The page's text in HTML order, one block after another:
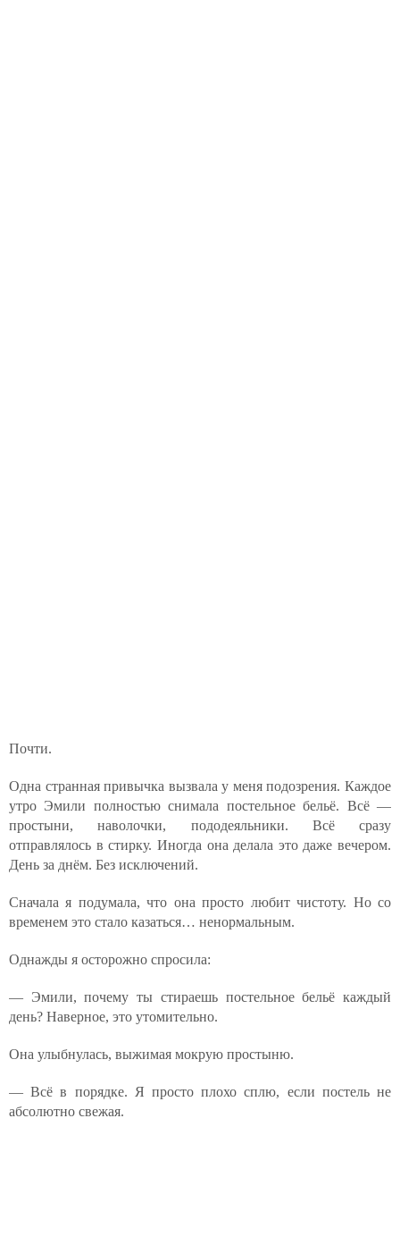
Почти.
Одна странная привычка вызвала у меня подозрения. Каждое
утро Эмили полностью снимала постельное бельё. Всё —
простыни, наволочки, пододеяльники. Всё сразу
отправлялось в стирку. Иногда она делала это даже вечером.
День за днём. Без исключений.
Сначала я подумала, что она просто любит чистоту. Но со
временем это стало казаться… ненормальным.
Однажды я осторожно спросила:
— Эмили, почему ты стираешь постельное бельё каждый
день? Наверное, это утомительно.
Она улыбнулась, выжимая мокрую простыню.
— Всё в порядке. Я просто плохо сплю, если постель не
абсолютно свежая.